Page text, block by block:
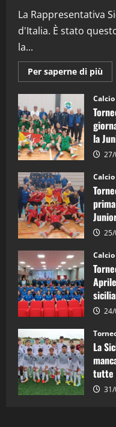
08/
La Rappresentativa
d'Italia. È stato
la...
Per saperne di più
di
a
5:
la
è
Calcio
la
Calcio
Calcio
La
tutte